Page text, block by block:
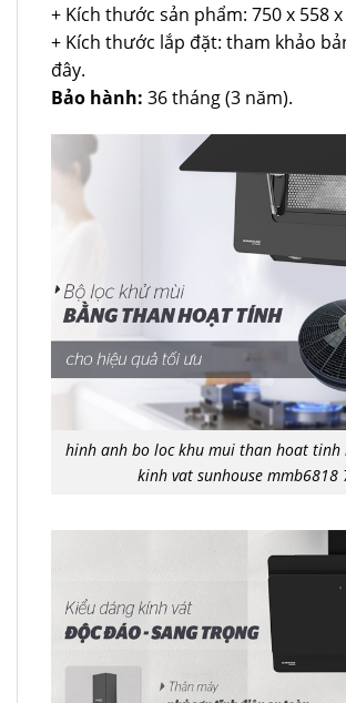
+ Kích thước sản phẩm: 750 x 558
+ Kích thước lắp đặt: tham khảo
đây.
Bảo hành: 36 tháng (3 năm).
hinh anh bo loc khu mui than hoat tinh
kinh vat sunhouse mmb6818